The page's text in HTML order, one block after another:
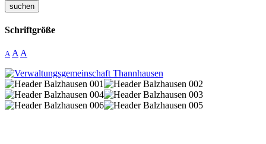
suchen
Schriftgröße
A A A